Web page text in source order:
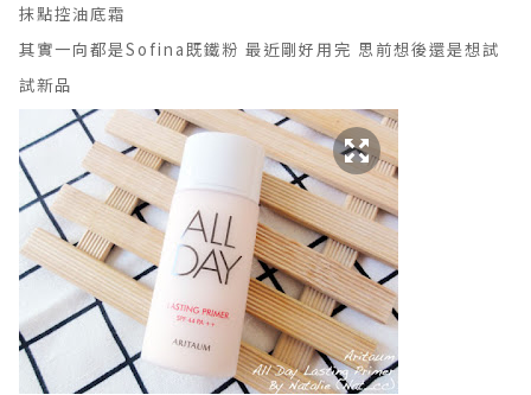
抹點控油底霜
其實一向都是Sofina既鐵粉 最近剛好用完 思前想後還是想試
試新品